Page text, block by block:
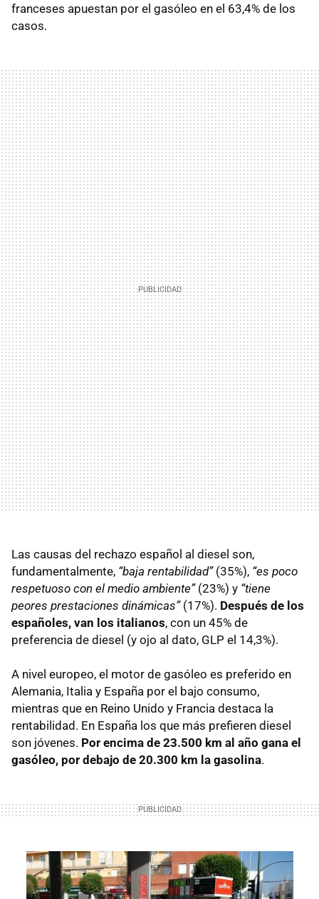
franceses apuestan por el gasóleo en el 63,4% de los
casos.
Las causas del rechazo español al diesel son,
fundamentalmente, “baja rentabilidad”(35%), “es poco
respetuoso con el medio ambiente”(23%) y “tiene
peores prestaciones dinámicas”(17%). Después de los
españoles, van los italianos, con un 45% de
preferencia de diesel (y ojo al dato, GLP el 14,3%).
A nivel europeo, el motor de gasóleo es preferido en
Alemania, Italia y España por el bajo consumo,
mientras que en Reino Unido y Francia destaca la
rentabilidad. En España los que más prefieren diesel
son jóvenes. Por encima de 23.500 km al año gana el
gasóleo, por debajo de 20.300 km la gasolina.